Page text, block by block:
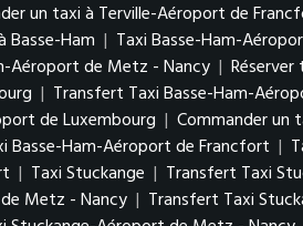
un taxi à Terville-Aéroport de
Basse-Ham | Taxi Basse-Ham-
Aéroport de Metz - Nancy |
| Transfert Taxi Basse-Ham-
de Luxembourg | Commander un
Basse-Ham-Aéroport de Francfort |
| Taxi Stuckange | Transfert Taxi
Metz - Nancy | Transfert Taxi